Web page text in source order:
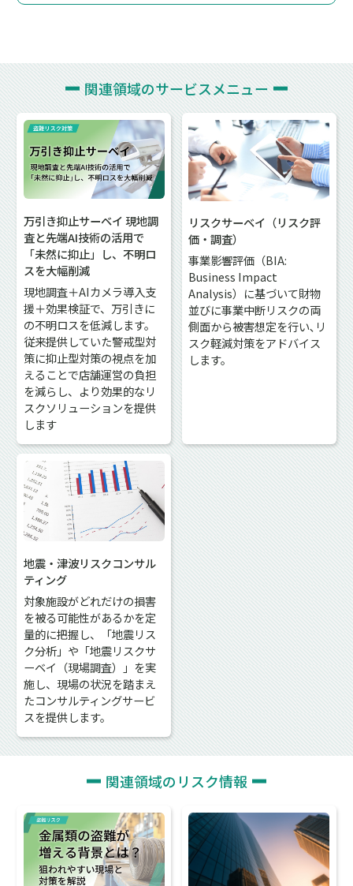
関連領域のサービスメニュー
万引き抑止サーベイ 現地調
査と先端AI技術の活用で
「未然に抑止」し、不明ロ
スを大幅削減
現地調査＋AIカメラ導入支
援＋効果検証で、万引きに
の不明ロスを低減します。
従来提供していた警戒型対
策に抑止型対策の視点を加
えることで店舗運営の負担
を減らし、より効果的なリ
スクソリューションを提供
します
リスクサーベイ（リスク評
価・調査）
事業影響評価（BIA:
Business Impact
Analysis）に基づいて財物
並びに事業中断リスクの両
側面から被害想定を行い､リ
スク軽減対策をアドバイス
します。
地震・津波リスクコンサル
ティング
対象施設がどれだけの損害
を被る可能性があるかを定
量的に把握し、「地震リス
ク分析」や「地震リスクサ
ーベイ（現場調査）」を実
施し、現場の状況を踏まえ
たコンサルティングサービ
スを提供します。
関連領域のリスク情報